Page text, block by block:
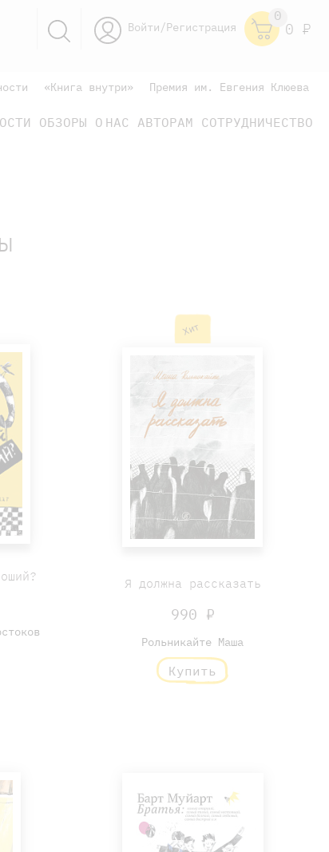
Войти/Регистрация
0
0 Р
«Книга внутри» Премия им. Евгения Клюева
ОБЗОРЫ О НАС АВТОРАМ СОТРУДНИЧЕСТВО
Хит
Я должна рассказать
990 ₽
Рольникайте Маша
Купить